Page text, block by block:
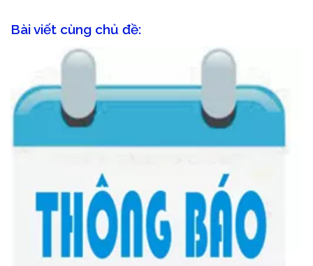
Bài viết cùng chủ đề: